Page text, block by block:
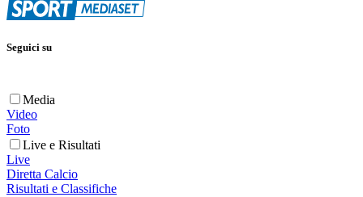
Seguici su
Media
Video
Foto
Live e Risultati
Live
Diretta Calcio
Risultati e Classifiche